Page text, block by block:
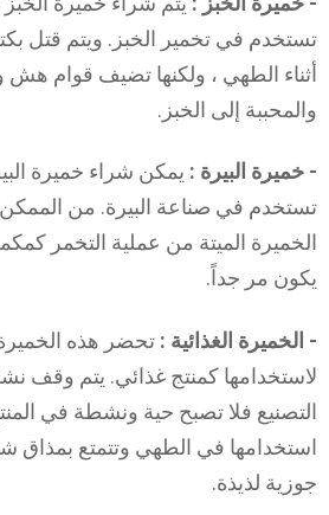
تستخدم في تخمير الخبز. ويتم قتل
أثناء الطهي ، ولكنها تضيف قوام هش
والمحببة إلى الخبز.
- خميرة البيرة : يمكن شراء خميرة
تستخدم في صناعة البيرة. من الممكن
الخميرة الميتة من عملية التخمر
يكون مر جداً.
- الخميرة الغذائية : تحضر هذه
لاستخدامها كمنتج غذائي. يتم وقف
التصنيع فلا تصبح حية ونشطة في
استخدامها في الطهي وتتمتع بمذاق
جوزية لذيذة.